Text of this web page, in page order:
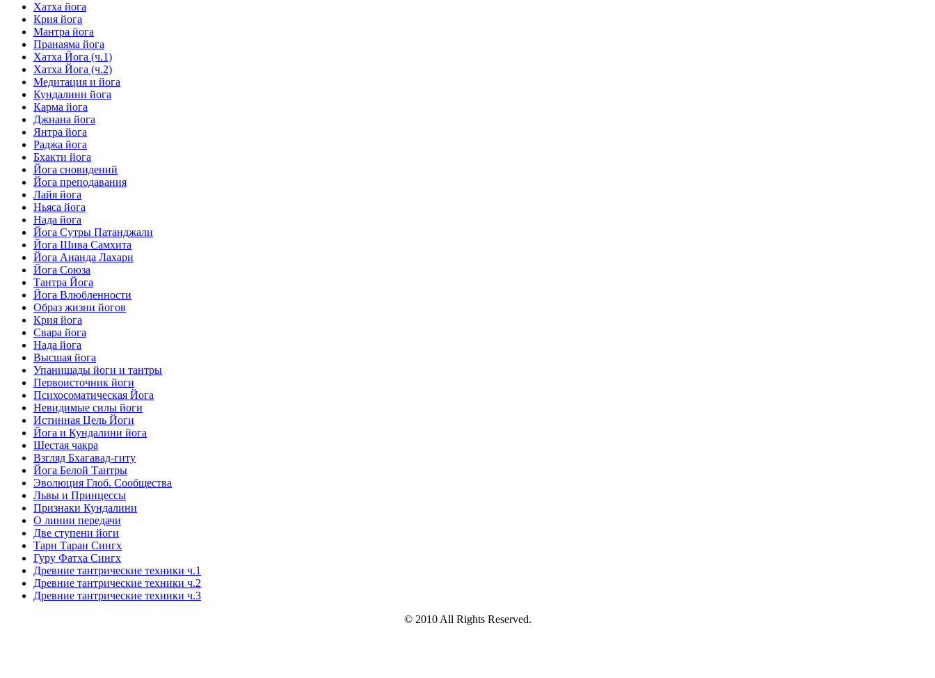
Хатха йога
Крия йога
Мантра йога
Пранаяма йога
Хатха Йога (ч.1)
Хатха Йога (ч.2)
Медитация и йога
Кундалини йога
Карма йога
Джнана йога
Янтра йога
Раджа йога
Бхакти йога
Йога сновидений
Йога преподавания
Лайя йога
Ньяса йога
Нада йога
Йога Сутры Патанджали
Йога Шива Самхита
Йога Ананда Лахари
Йога Союза
Тантра Йога
Йога Влюбленности
Образ жизни йогов
Крия йога
Свара йога
Нада йога
Высшая йога
Упанишады йоги и тантры
Первоисточник йоги
Психосоматическая Йога
Невидимые силы йоги
Истинная Цель Йоги
Йога и Кундалини йога
Шестая чакра
Взгляд Бхагавад-гиту
Йога Белой Тантры
Эволюция Глоб. Сообщества
Львы и Принцессы
Признаки Кундалини
О линии передачи
Две ступени йоги
Тарн Таран Сингх
Гуру Фатха Сингх
Древние тантрические техники ч.1
Древние тантрические техники ч.2
Древние тантрические техники ч.3
© 2010 All Rights Reserved.